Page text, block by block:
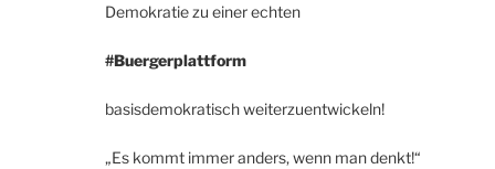
Demokratie zu einer echten
#Buergerplattform
basisdemokratisch weiterzuentwickeln!
„Es kommt immer anders, wenn man denkt!“